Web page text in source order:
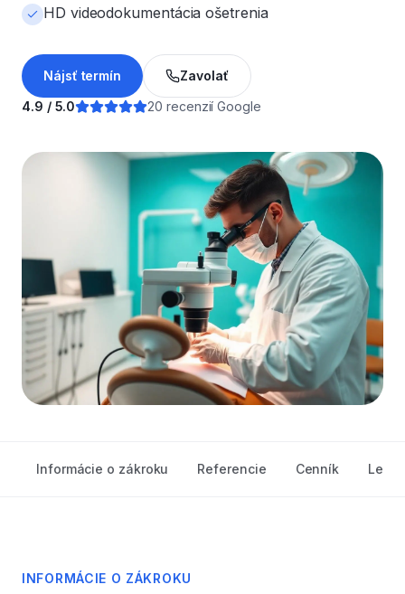
HD videodokumentácia ošetrenia
Nájsť termín
Zavolať
4.9 / 5.0
20 recenzií Google
Informácie o zákroku Referencie Cenník
INFORMÁCIE O ZÁKROKU